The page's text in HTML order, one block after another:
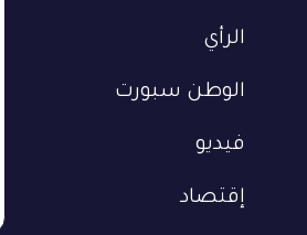
الرأي
الوطن سبورت
فيديو
إقتصاد